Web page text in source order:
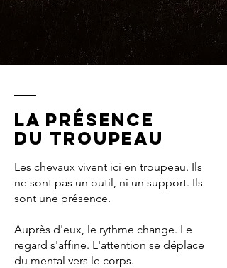
La présence
du troupeau
Les chevaux vivent ici en troupeau. Ils
ne sont pas un outil, ni un support. Ils
sont une présence.
Auprès d'eux, le rythme change. Le
regard s'affine. L'attention se déplace
du mental vers le corps.